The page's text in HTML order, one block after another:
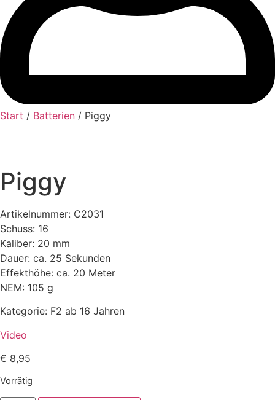
Start / Batterien / Piggy
Piggy
Artikelnummer: C2031
Schuss: 16
Kaliber: 20 mm
Dauer: ca. 25 Sekunden
Effekthöhe: ca. 20 Meter
NEM: 105 g
Kategorie: F2 ab 16 Jahren
Video
€ 8,95
Vorrätig